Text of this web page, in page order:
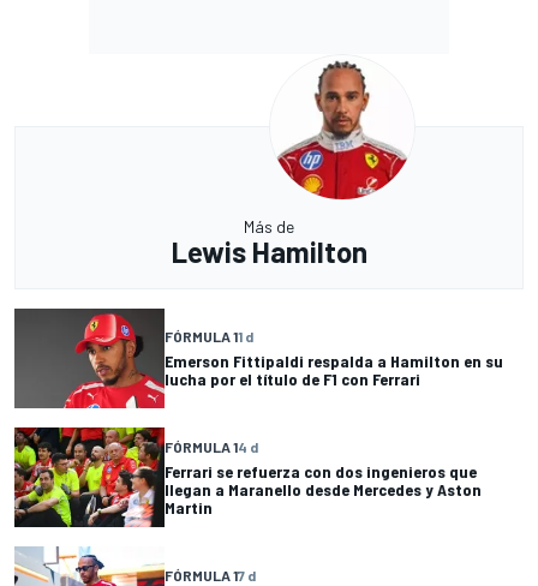
Más de
Lewis Hamilton
FÓRMULA 11 d
Emerson Fittipaldi respalda a Hamilton en su
lucha por el título de F1 con Ferrari
FÓRMULA 14 d
Ferrari se refuerza con dos ingenieros que
llegan a Maranello desde Mercedes y Aston
Martin
FÓRMULA 17 d